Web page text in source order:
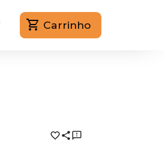
Carrinho